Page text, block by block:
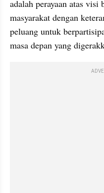
adalah perayaan atas visi
masyarakat dengan
peluang untuk
masa depan yang